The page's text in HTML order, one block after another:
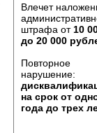
Влечет
штрафа от 10
до 20 000
Повторное
нарушение:
на срок от
года до трех